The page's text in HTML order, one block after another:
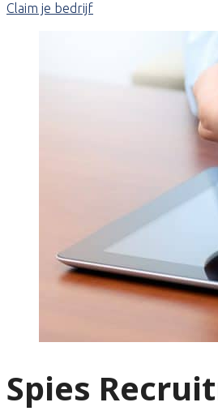
Claim je bedrijf
Spies